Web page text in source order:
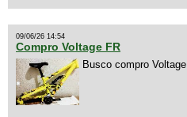
09/06/26 14:54
Compro Voltage FR
Busco compro